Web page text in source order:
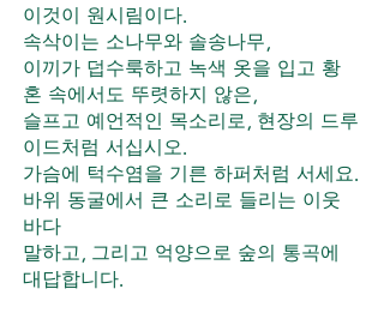
이것이 원시림이다.
속삭이는 소나무와 솔송나무,
이끼가 덥수룩하고 녹색 옷을 입고 황
혼 속에서도 뚜렷하지 않은,
슬프고 예언적인 목소리로, 현장의 드루
이드처럼 서십시오.
가슴에 턱수염을 기른 하퍼처럼 서세요.
바위 동굴에서 큰 소리로 들리는 이웃
바다
말하고, 그리고 억양으로 숲의 통곡에
대답합니다.